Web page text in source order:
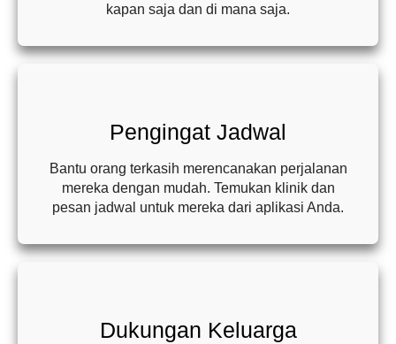
kapan saja dan di mana saja.
Pengingat Jadwal
Bantu orang terkasih merencanakan perjalanan
mereka dengan mudah. Temukan klinik dan
pesan jadwal untuk mereka dari aplikasi Anda.
Dukungan Keluarga